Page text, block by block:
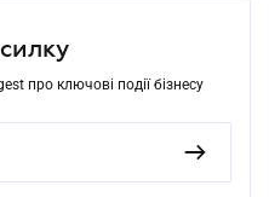
про ключові події бізнесу